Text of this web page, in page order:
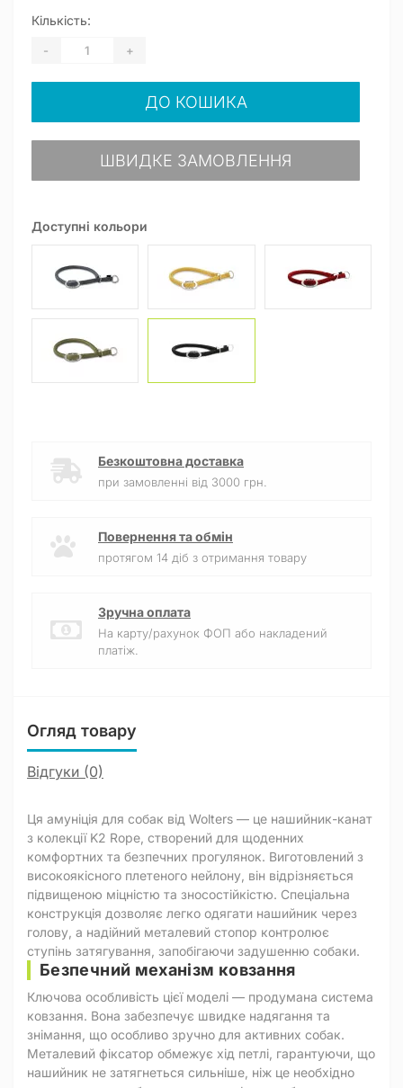
Доступні кольори
Кількість:
- +
ДО КОШИКА
ШВИДКЕ ЗАМОВЛЕННЯ
Безкоштовна доставка
при замовленні від 3000 грн.
Повернення та обмін
протягом 14 діб з отримання товару
Зручна оплата
На карту/рахунок ФОП або накладений
платіж.
Огляд товару
Відгуки (0)
Ця амуніція для собак від Wolters — це нашийник-канат
з колекції K2 Rope, створений для щоденних
комфортних та безпечних прогулянок. Виготовлений з
високоякісного плетеного нейлону, він відрізняється
підвищеною міцністю та зносостійкістю. Спеціальна
конструкція дозволяє легко одягати нашийник через
голову, а надійний металевий стопор контролює
ступінь затягування, запобігаючи задушенню собаки.
Безпечний механізм ковзання
Ключова особливість цієї моделі — продумана система
ковзання. Вона забезпечує швидке надягання та
знімання, що особливо зручно для активних собак.
Металевий фіксатор обмежує хід петлі, гарантуючи, що
нашийник не затягнеться сильніше, ніж це необхідно